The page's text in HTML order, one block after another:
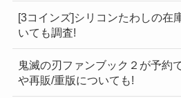
[3コインズ]シリコンたわしの在
いても調査!
鬼滅の刃ファンブック２が予約
や再販/重版についても!